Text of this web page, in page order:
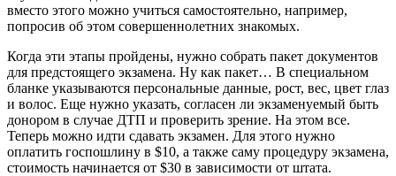
вместо этого можно учиться самостоятельно, например,
попросив об этом совершеннолетних знакомых.
Когда эти этапы пройдены, нужно собрать пакет документов
для предстоящего экзамена. Ну как пакет… В специальном
бланке указываются персональные данные, рост, вес, цвет глаз
и волос. Еще нужно указать, согласен ли экзаменуемый быть
донором в случае ДТП и проверить зрение. На этом все.
Теперь можно идти сдавать экзамен. Для этого нужно
оплатить госпошлину в $10, а также саму процедуру экзамена,
стоимость начинается от $30 в зависимости от штата.